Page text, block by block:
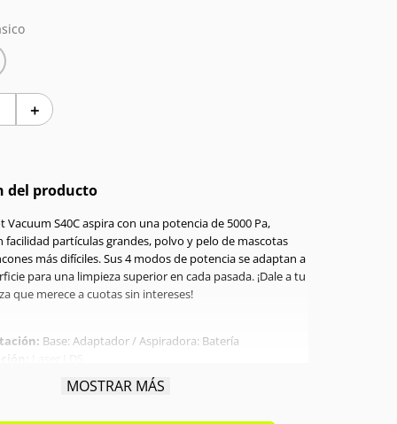
＋
del producto
Vacuum S40C aspira con una potencia de 5000 Pa,
facilidad partículas grandes, polvo y pelo de mascotas
más difíciles. Sus 4 modos de potencia se adaptan a
para una limpieza superior en cada pasada. ¡Dale a tu
que merece a cuotas sin intereses!
Base: Adaptador / Aspiradora: Batería
Bluetooth / APP Mi Home
MOSTRAR MÁS